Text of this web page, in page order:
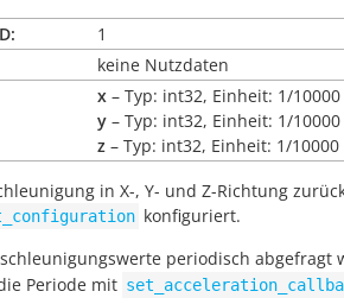
1
keine Nutzdaten
x – Typ: int32, Einheit: 1/10000
y – Typ: int32, Einheit: 1/10000
z – Typ: int32, Einheit: 1/10000
in X-, Y- und Z-Richtung
konfiguriert.
periodisch
Periode mit